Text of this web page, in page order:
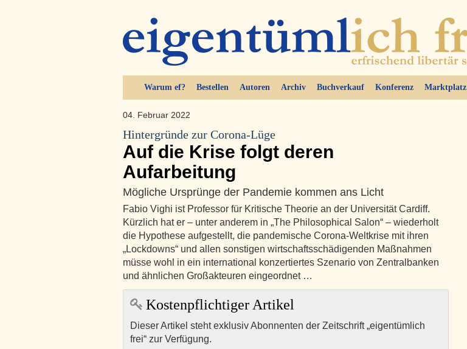
Warum ef? Bestellen Autoren Archiv Buchverkauf Konferenz Marktplatz
04. Februar 2022
Hintergründe zur Corona-Lüge
Auf die Krise folgt deren
Aufarbeitung
Mögliche Ursprünge der Pandemie kommen ans Licht
Fabio Vighi ist Professor für Kritische Theorie an der Universität Cardiff.
Kürzlich hat er – unter anderem in „The Philosophical Salon“ – wiederholt
die Hypothese aufgestellt, die pandemische Corona-Weltkrise mit ihren
„Lockdowns“ und allen sonstigen wirtschaftsschädigenden Maßnahmen
müsse wohl in ein international konzertiertes Szenario von Zentralbanken
und ähnlichen Großakteuren eingeordnet …
Kostenpflichtiger Artikel
Dieser Artikel steht exklusiv Abonnenten der Zeitschrift „eigentümlich
frei“ zur Verfügung.